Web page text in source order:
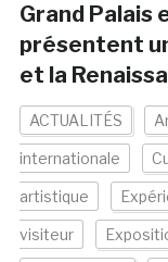
Grand Palais
présentent
et la
ACTUALITÉS
internationale
artistique
visiteur